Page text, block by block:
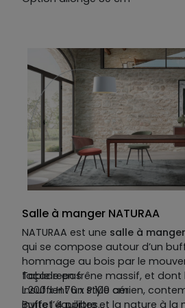
Salle à manger NATURAA
NATURAA est une salle à
qui se compose autour d’un
hommage au bois par le
façade en frêne massif, et dont
insufflent un style aérien,
invite l’équilibre et la nature à la
Table repas
L.200 x H.76 x P.100 cm
Buffet 4 portes